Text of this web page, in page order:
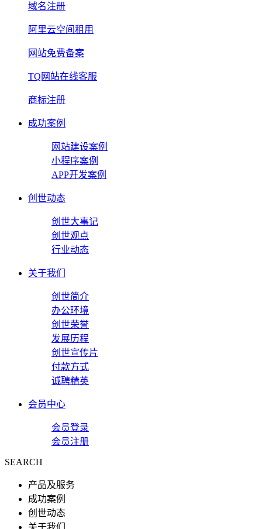
域名注册
阿里云空间租用
网站免费备案
TQ网站在线客服
商标注册
成功案例
网站建设案例
小程序案例
APP开发案例
创世动态
创世大事记
创世观点
行业动态
关于我们
创世简介
办公环境
创世荣誉
发展历程
创世宣传片
付款方式
诚聘精英
会员中心
会员登录
会员注册
SEARCH
产品及服务
成功案例
创世动态
关于我们